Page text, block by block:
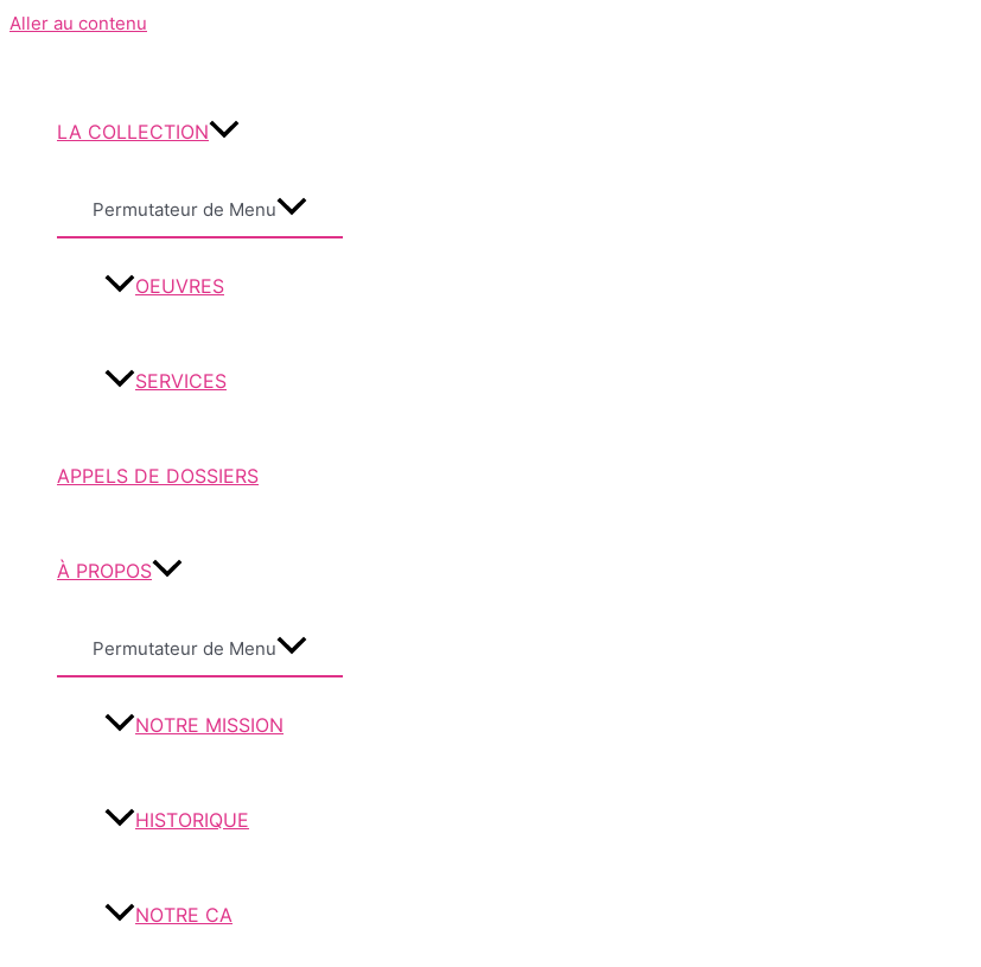
Aller au contenu
LA COLLECTION
Permutateur de Menu
OEUVRES
SERVICES
APPELS DE DOSSIERS
À PROPOS
Permutateur de Menu
NOTRE MISSION
HISTORIQUE
NOTRE CA